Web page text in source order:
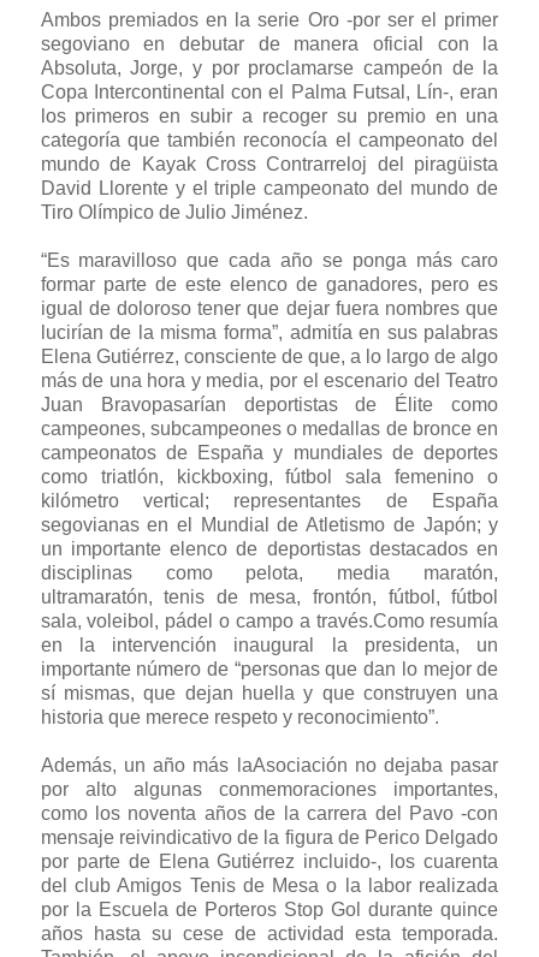
Ambos premiados en la serie Oro -por ser el primer
segoviano en debutar de manera oficial con la
Absoluta, Jorge, y por proclamarse campeón de la
Copa Intercontinental con el Palma Futsal, Lín-, eran
los primeros en subir a recoger su premio en una
categoría que también reconocía el campeonato del
mundo de Kayak Cross Contrarreloj del piragüista
David Llorente y el triple campeonato del mundo de
Tiro Olímpico de Julio Jiménez.
“Es maravilloso que cada año se ponga más caro
formar parte de este elenco de ganadores, pero es
igual de doloroso tener que dejar fuera nombres que
lucirían de la misma forma”, admitía en sus palabras
Elena Gutiérrez, consciente de que, a lo largo de algo
más de una hora y media, por el escenario del Teatro
Juan Bravopasarían deportistas de Élite como
campeones, subcampeones o medallas de bronce en
campeonatos de España y mundiales de deportes
como triatlón, kickboxing, fútbol sala femenino o
kilómetro vertical; representantes de España
segovianas en el Mundial de Atletismo de Japón; y
un importante elenco de deportistas destacados en
disciplinas como pelota, media maratón,
ultramaratón, tenis de mesa, frontón, fútbol, fútbol
sala, voleibol, pádel o campo a través.Como resumía
en la intervención inaugural la presidenta, un
importante número de “personas que dan lo mejor de
sí mismas, que dejan huella y que construyen una
historia que merece respeto y reconocimiento”.
Además, un año más laAsociación no dejaba pasar
por alto algunas conmemoraciones importantes,
como los noventa años de la carrera del Pavo -con
mensaje reivindicativo de la figura de Perico Delgado
por parte de Elena Gutiérrez incluido-, los cuarenta
del club Amigos Tenis de Mesa o la labor realizada
por la Escuela de Porteros Stop Gol durante quince
años hasta su cese de actividad esta temporada.